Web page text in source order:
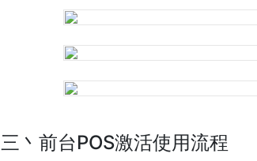
三丶前台POS激活使用流程